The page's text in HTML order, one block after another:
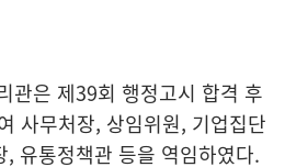
관은 제39회 행정고시 합격 후
사무처장, 상임위원, 기업집단
, 유통정책관 등을 역임하였다.